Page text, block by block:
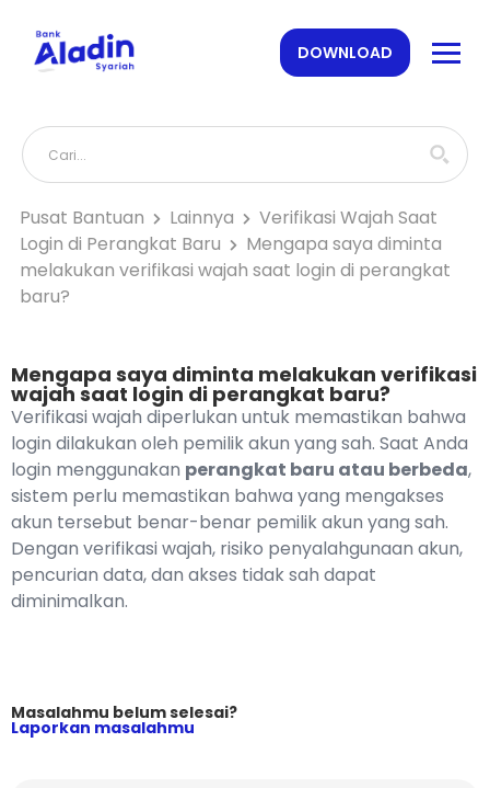
DOWNLOAD
Pusat Bantuan Lainnya
Verifikasi Wajah Saat
Login di Perangkat Baru
Mengapa saya diminta
melakukan verifikasi wajah saat login di perangkat
baru?
Mengapa saya diminta melakukan verifikasi
wajah saat login di perangkat baru?
Verifikasi wajah diperlukan untuk memastikan bahwa
login dilakukan oleh pemilik akun yang sah. Saat Anda
login menggunakan perangkat baru atau berbeda,
sistem perlu memastikan bahwa yang mengakses
akun tersebut benar-benar pemilik akun yang sah.
Dengan verifikasi wajah, risiko penyalahgunaan akun,
pencurian data, dan akses tidak sah dapat
diminimalkan.
Masalahmu belum selesai?
Laporkan masalahmu